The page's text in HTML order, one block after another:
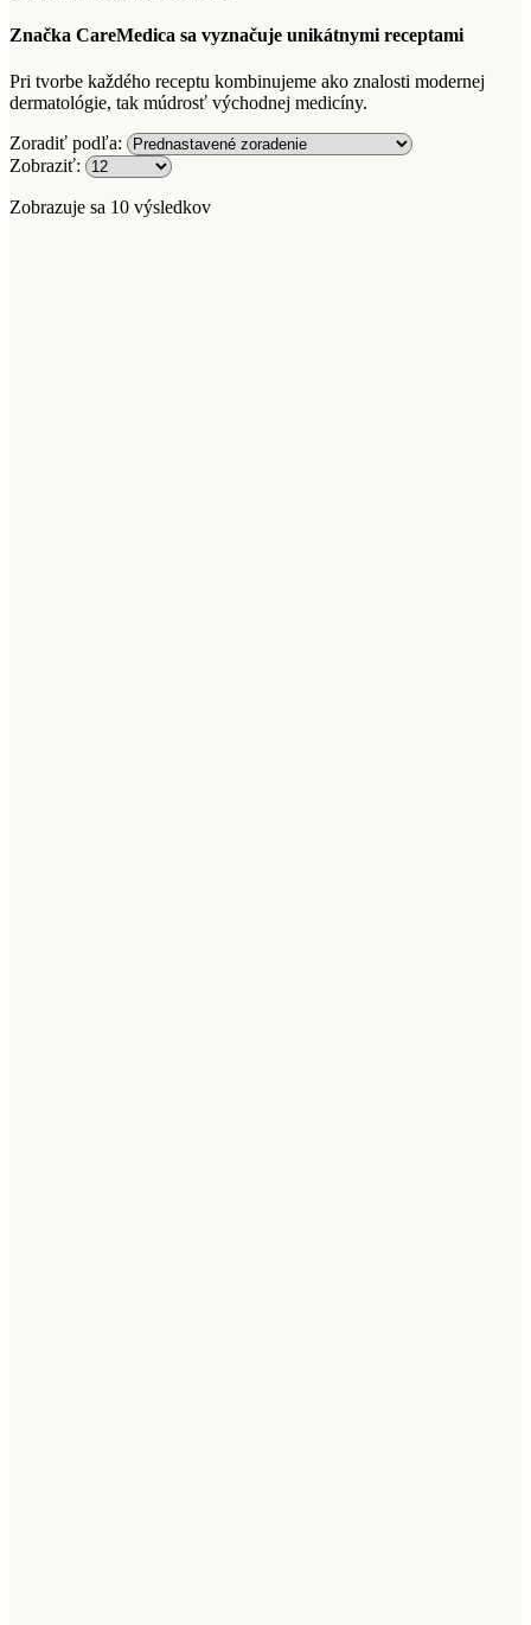
Značka CareMedica sa vyznačuje unikátnymi receptami
Pri tvorbe každého receptu kombinujeme ako znalosti modernej
dermatológie, tak múdrosť východnej medicíny.
Zoradiť podľa:
Zobraziť:
Zobrazuje sa 10 výsledkov